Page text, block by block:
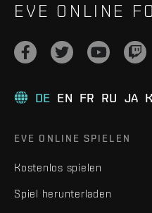
EVE ONLINE
DE EN FR RU JA
EVE ONLINE SPIELEN
Kostenlos spielen
Spiel herunterladen